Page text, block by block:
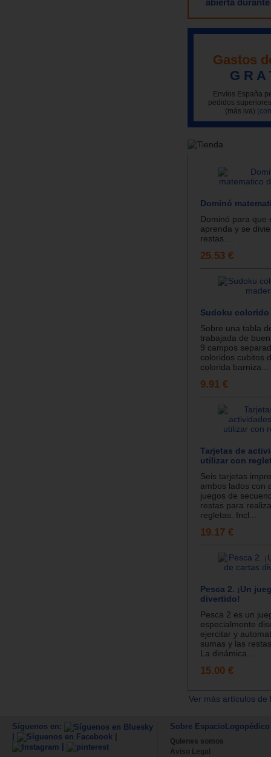
abierta
Gastos
G R A
Envíos España
pedidos
(más iva)
Dominó
Dominó para que
aprenda y se
restas....
25.53 €
Sudoku colorido
Sobre una tabla
trabajada de
9 campos
coloridos cubitos
colorida barniza...
9.91 €
Tarjetas de
utilizar con
Seis tarjetas
ambos lados con
juegos de
restas para
regletas. Incl...
19.17 €
Pesca 2. ¡Un
divertido!
Pesca 2 es un
especialmente
ejercitar y
sumas y las
La dinámica...
15.00 €
Ver más artículos
Síguenos en:
|
|
Sobre EspacioLogopédico
Quienes somos
Aviso Legal